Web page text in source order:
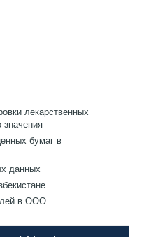
лекарственных
значения
бумаг в
данных
в ООО